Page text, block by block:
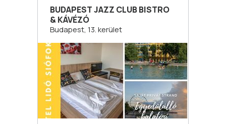
BUDAPEST JAZZ CLUB BISTRO
& KÁVÉZÓ
Budapest, 13. kerület